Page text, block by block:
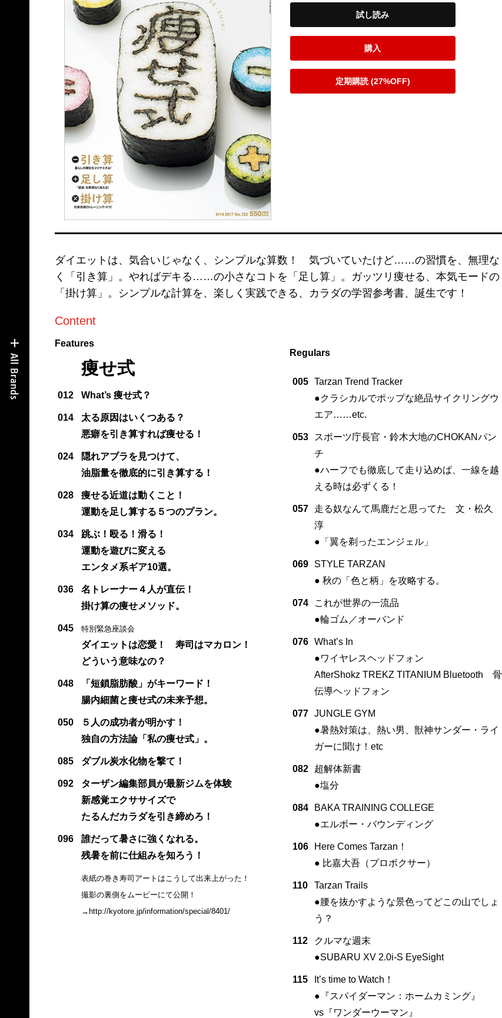
試し読み
購入
定期購読 (27%OFF)
ダイエットは、気合いじゃなく、シンプルな算数！ 気づいていたけど……の習慣を、無理な
く「引き算」。やればデキる……の小さなコトを「足し算」。ガッツリ痩せる、本気モードの
「掛け算」。シンプルな計算を、楽しく実践できる、カラダの学習参考書、誕生です！
Content
Features
痩せ式
012 What’s 痩せ式？
014
太る原因はいくつある？
悪癖を引き算すれば痩せる！
024
隠れアブラを見つけて、
油脂量を徹底的に引き算する！
028
痩せる近道は動くこと！
運動を足し算する５つのプラン。
034
跳ぶ！殴る！滑る！
運動を遊びに変える
エンタメ系ギア10選。
036
名トレーナー４人が直伝！
掛け算の痩せメソッド。
045 特別緊急座談会
ダイエットは恋愛！ 寿司はマカロン！
どういう意味なの？
048
「短鎖脂肪酸」がキーワード！
腸内細菌と痩せ式の未来予想。
050
５人の成功者が明かす！
独自の方法論「私の痩せ式」。
085 ダブル炭水化物を撃て！
092
ターザン編集部員が最新ジムを体験
新感覚エクササイズで
たるんだカラダを引き締めろ！
096
誰だって暑さに強くなれる。
残暑を前に仕組みを知ろう！
表紙の巻き寿司アートはこうして出来上がった！
撮影の裏側をムービーにて公開！
→http://kyotore.jp/information/special/8401/
Regulars
005 Tarzan Trend Tracker
●クラシカルでポップな絶品サイクリングウ
エア……etc.
053
スポーツ庁長官・鈴木大地のCHOKANパン
チ
●ハーフでも徹底して走り込めば、一線を越
える時は必ずくる！
057
走る奴なんて馬鹿だと思ってた 文・松久
淳
●「翼を剃ったエンジェル」
069
STYLE TARZAN
● 秋の「色と柄」を攻略する。
074
これが世界の一流品
●輪ゴム／オーバンド
076 What’s In
●ワイヤレスヘッドフォン
AfterShokz TREKZ TITANIUM Bluetooth 骨
伝導ヘッドフォン
077 JUNGLE GYM
●暑熱対策は、熱い男、獣神サンダー・ライ
ガーに聞け！etc
082
超解体新書
●塩分
084
BAKA TRAINING COLLEGE
●エルボー・バウンディング
106
Here Comes Tarzan！
● 比嘉大吾（プロボクサー）
110
Tarzan Trails
●腰を抜かすような景色ってどこの山でしょ
う？
112
クルマな週末
●SUBARU XV 2.0i-S EyeSight
115
It’s time to Watch！
●『スパイダーマン：ホームカミング』
vs『ワンダーウーマン』